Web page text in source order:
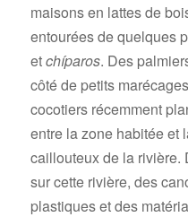
maisons en lattes de
entourées de quelques
etchíparos. Des
côté de petits
cocotiers récemment
entre la zone habitée et
caillouteux de la rivière.
sur cette rivière, des
plastiques et des